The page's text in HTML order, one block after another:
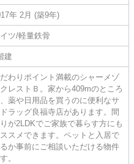
年 2月 (築9年)
ツ/軽量鉄骨
建
わりポイント満載のシャーメゾ
レストＢ。家から409mのところ
薬や日用品を買うのに便利なサ
ラッグ良福寺店があります。間
が2LDKでご家族で暮らす方にも
スメできます。ペットと入居で
か事前にご相談いただける物件
。